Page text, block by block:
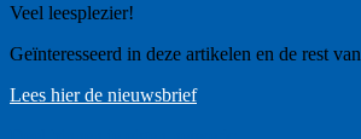
Veel leesplezier!
Geïnteresseerd in deze artikelen en de rest
Lees hier de nieuwsbrief